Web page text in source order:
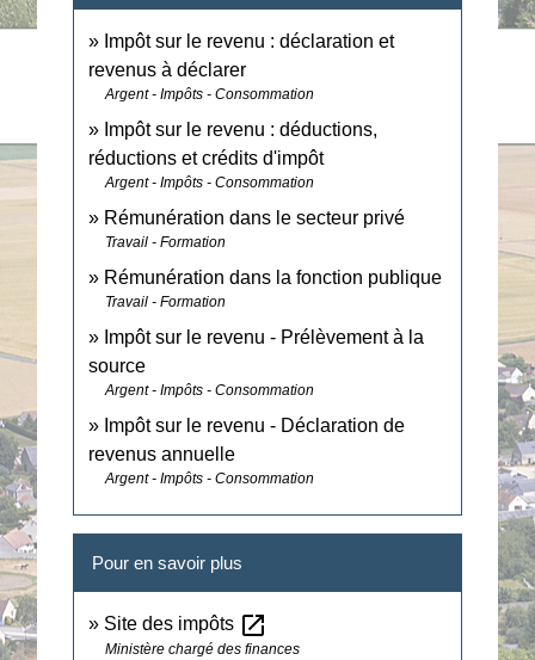
Impôt sur le revenu : déclaration et
revenus à déclarer
Argent - Impôts - Consommation
Impôt sur le revenu : déductions,
réductions et crédits d'impôt
Argent - Impôts - Consommation
Rémunération dans le secteur privé
Travail - Formation
Rémunération dans la fonction publique
Travail - Formation
Impôt sur le revenu - Prélèvement à la
source
Argent - Impôts - Consommation
Impôt sur le revenu - Déclaration de
revenus annuelle
Argent - Impôts - Consommation
Pour en savoir plus
Site des impôts open_in_new
Ministère chargé des finances